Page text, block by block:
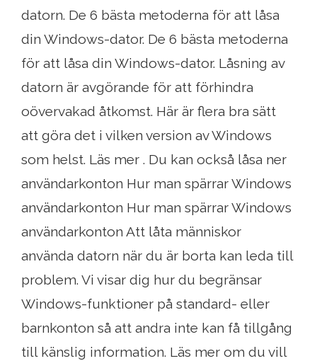
datorn. De 6 bästa metoderna för att låsa
din Windows-dator. De 6 bästa metoderna
för att låsa din Windows-dator. Låsning av
datorn är avgörande för att förhindra
oövervakad åtkomst. Här är flera bra sätt
att göra det i vilken version av Windows
som helst. Läs mer . Du kan också låsa ner
användarkonton Hur man spärrar Windows
användarkonton Hur man spärrar Windows
användarkonton Att låta människor
använda datorn när du är borta kan leda till
problem. Vi visar dig hur du begränsar
Windows-funktioner på standard- eller
barnkonton så att andra inte kan få tillgång
till känslig information. Läs mer om du vill